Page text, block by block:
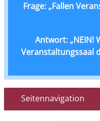
Frage: „Fallen
Antwort: „NEIN!
Veranstaltungssaal
Seitennavigation